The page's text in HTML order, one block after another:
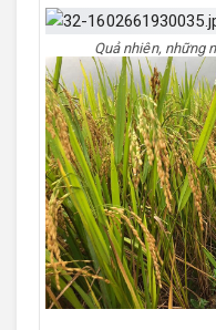
Quả nhiên, những